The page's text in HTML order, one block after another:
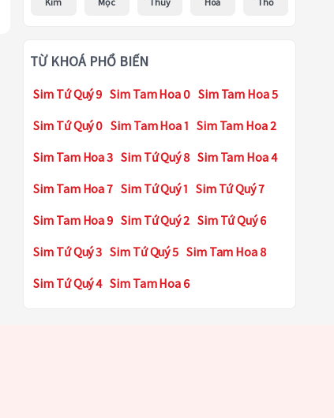
TỪ KHOÁ PHỔ BIẾN
Sim Tứ Quý 9 Sim Tam Hoa 0 Sim Tam Hoa 5
Sim Tứ Quý 0 Sim Tam Hoa 1 Sim Tam Hoa 2
Sim Tam Hoa 3 Sim Tứ Quý 8 Sim Tam Hoa 4
Sim Tam Hoa 7 Sim Tứ Quý 1 Sim Tứ Quý 7
Sim Tam Hoa 9 Sim Tứ Quý 2 Sim Tứ Quý 6
Sim Tứ Quý 3 Sim Tứ Quý 5 Sim Tam Hoa 8
Sim Tứ Quý 4 Sim Tam Hoa 6